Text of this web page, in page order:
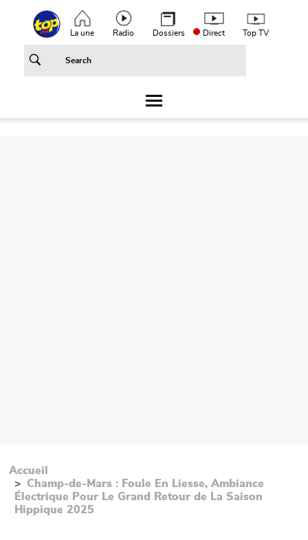
Aller au contenu principalTop header menu
La une Radio Dossiers Direct Top TV
Accueil
Champ-de-Mars : Foule En Liesse, Ambiance
Électrique Pour Le Grand Retour de La Saison
Hippique 2025